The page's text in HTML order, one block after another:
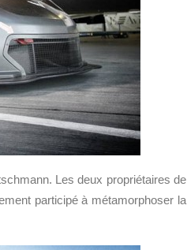
Les deux propriétaires de
participé à métamorphoser la